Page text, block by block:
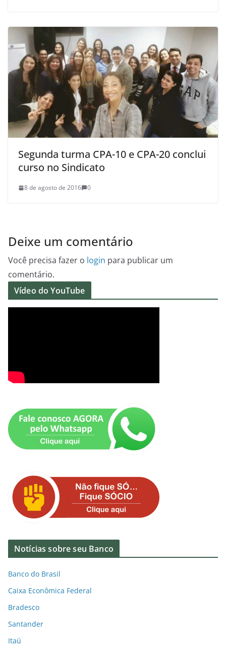
Segunda turma CPA-10 e CPA-20 conclui
curso no Sindicato
8 de agosto de 2016 0
Deixe um comentário
Você precisa fazer o login para publicar um
comentário.
Vídeo do YouTube
Notícias sobre seu Banco
Banco do Brasil
Caixa Econômica Federal
Bradesco
Santander
Itaú